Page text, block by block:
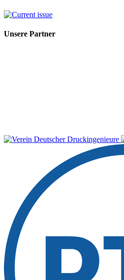
Unsere Partner